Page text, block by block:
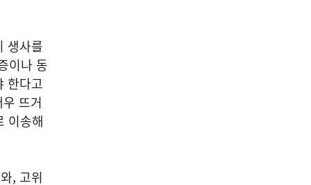
생사를
이나 동
한다고
뜨거
이송해
, 고위